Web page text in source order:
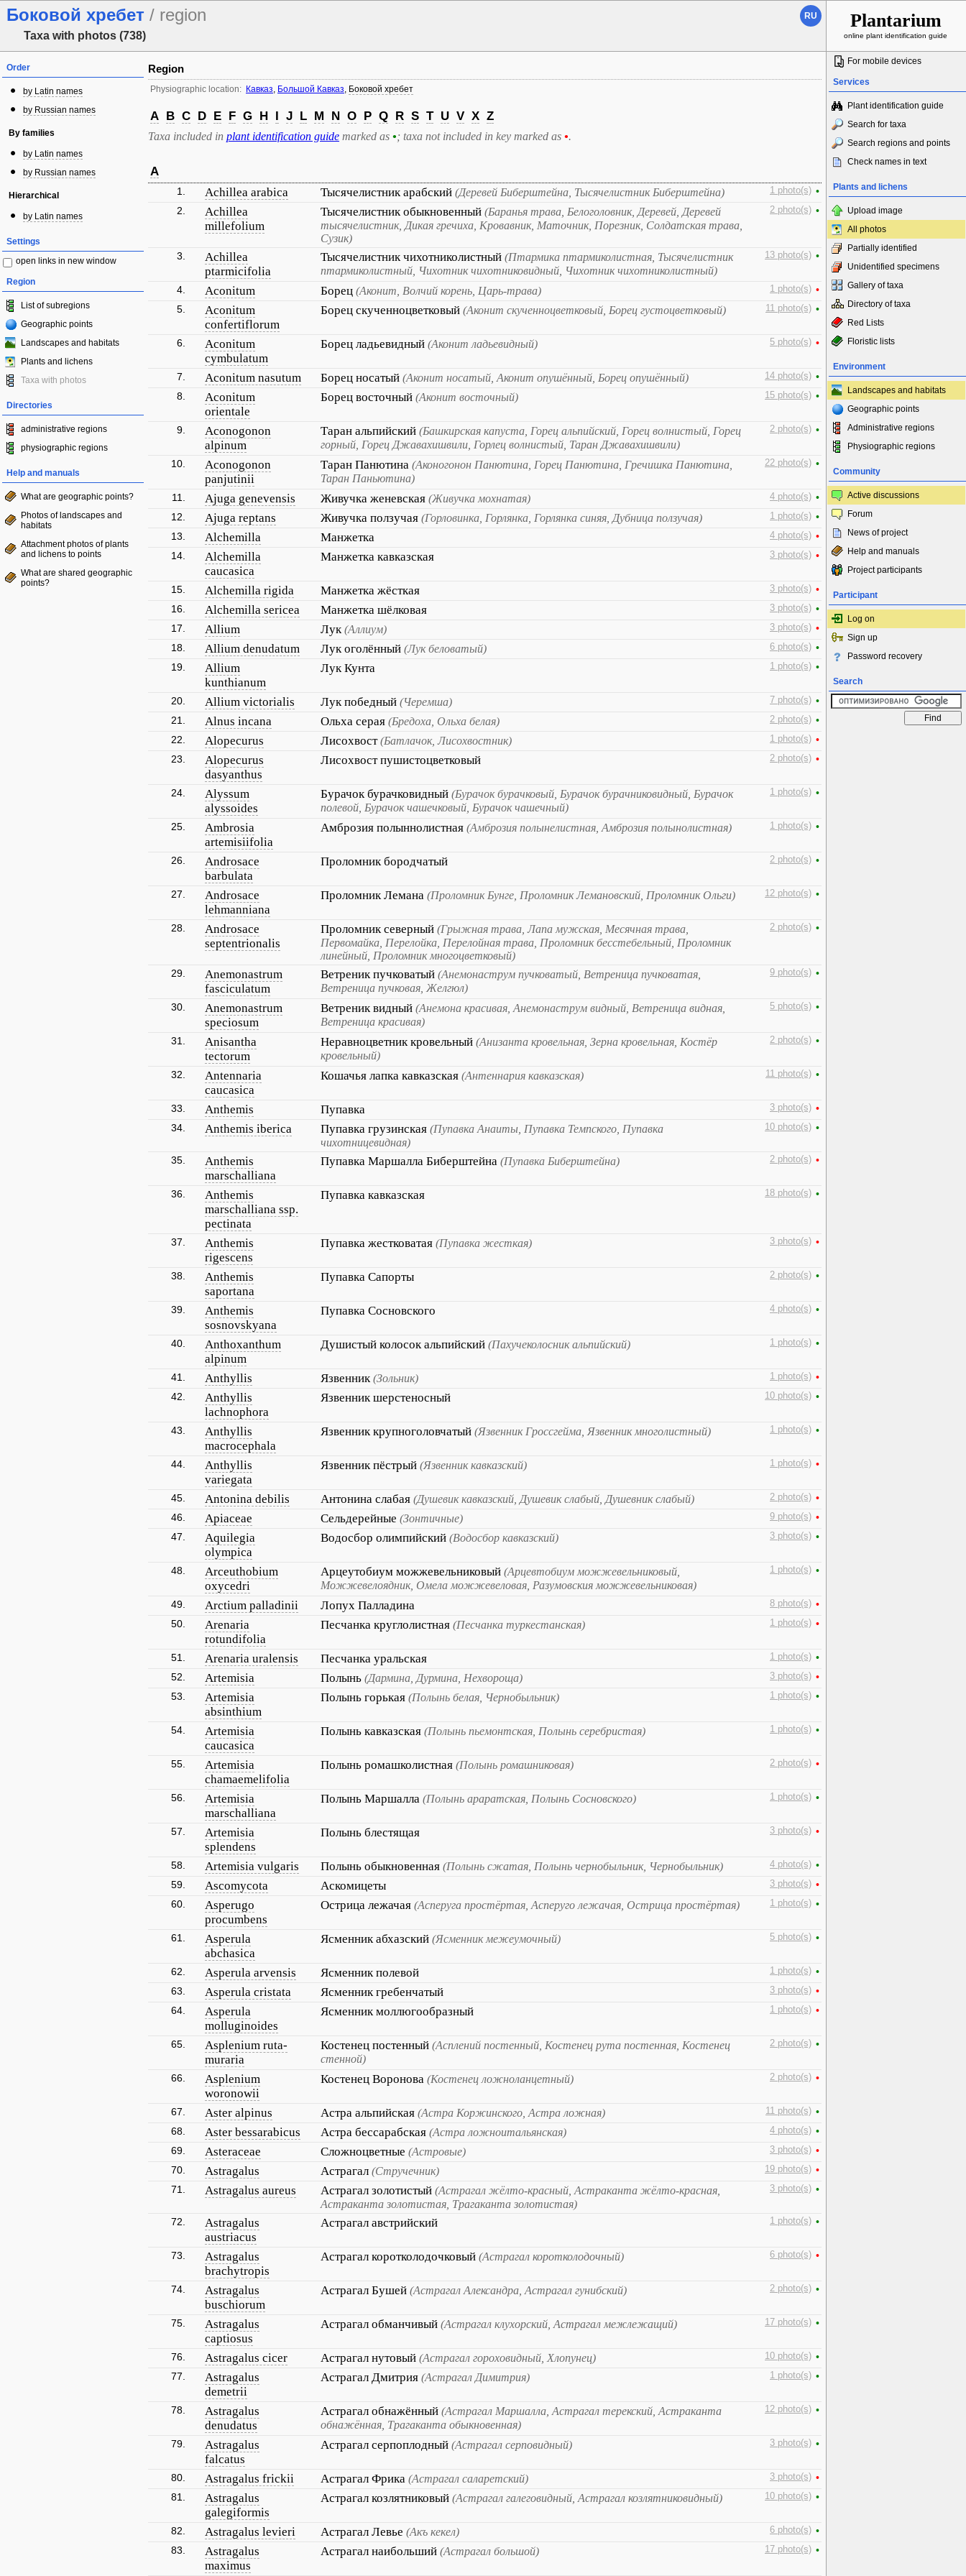
Боковой хребет / region
Taxa with photos (738)
RU Plantarium
online plant identification guide
Order
by Latin names
by Russian names
By families
by Latin names
by Russian names
Hierarchical
by Latin names
Settings
open links in new window
Region
List of subregions
Geographic points
Landscapes and habitats
Plants and lichens
Taxa with photos
Directories
administrative regions
physiographic regions
Help and manuals
What are geographic points?
Photos of landscapes and
habitats
Attachment photos of plants
and lichens to points
What are shared geographic
points?
Region
Physiographic location: Кавказ, Большой Кавказ, Боковой хребет
A B C D E F G H I J L M N O P Q R S T U V X Z
Taxa included in plant identification guide marked as •; taxa not included in key marked as •.
A
1. Achillea arabica Тысячелистник арабский (Деревей Биберштейна, Тысячелистник Биберштейна) 1 photo(s) •
2.
Achillea
millefolium
Тысячелистник обыкновенный (Баранья трава, Белоголовник, Деревей, Деревей
тысячелистник, Дикая гречиха, Кровавник, Маточник, Порезник, Солдатская трава,
Сузик)
2 photo(s) •
3.
Achillea
ptarmicifolia
Тысячелистник чихотниколистный (Птармика птармиколистная, Тысячелистник
птармиколистный, Чихотник чихотниковидный, Чихотник чихотниколистный)
13 photo(s) •
4. Aconitum Борец (Аконит, Волчий корень, Царь-трава) 1 photo(s) •
5.
Aconitum
confertiflorum
Борец скученноцветковый (Аконит скученноцветковый, Борец густоцветковый) 11 photo(s) •
6.
Aconitum
cymbulatum
Борец ладьевидный (Аконит ладьевидный) 5 photo(s) •
7. Aconitum nasutum Борец носатый (Аконит носатый, Аконит опушённый, Борец опушённый) 14 photo(s) •
8.
Aconitum
orientale
Борец восточный (Аконит восточный) 15 photo(s) •
9.
Aconogonon
alpinum
Таран альпийский (Башкирская капуста, Горец альпийский, Горец волнистый, Горец
горный, Горец Джавахишвили, Горлец волнистый, Таран Джавахишвили)
2 photo(s) •
10.
Aconogonon
panjutinii
Таран Панютина (Аконогонон Панютина, Горец Панютина, Гречишка Панютина,
Таран Паньютина)
22 photo(s) •
11. Ajuga genevensis Живучка женевская (Живучка мохнатая) 4 photo(s) •
12.
Ajuga reptans Живучка ползучая (Горловинка, Горлянка, Горлянка синяя, Дубница ползучая) 1 photo(s) •
13.
Alchemilla Манжетка 4 photo(s) •
14.
Alchemilla
caucasica
Манжетка кавказская 3 photo(s) •
15. Alchemilla rigida Манжетка жёсткая 3 photo(s) •
16.
Alchemilla sericea Манжетка шёлковая 3 photo(s) •
17.
Allium Лук(Аллиум) 3 photo(s) •
18.
Allium denudatum Лук оголённый (Лук беловатый) 6 photo(s) •
19.
Allium
kunthianum
Лук Кунта 1 photo(s) •
20. Allium victorialis Лук победный (Черемша) 7 photo(s) •
21.
Alnus incana Ольха серая (Бредоха, Ольха белая) 2 photo(s) •
22.
Alopecurus Лисохвост(Батлачок, Лисохвостник) 1 photo(s) •
23.
Alopecurus
dasyanthus
Лисохвост пушистоцветковый 2 photo(s) •
24.
Alyssum
alyssoides
Бурачок бурачковидный (Бурачок бурачковый, Бурачок бурачниковидный, Бурачок
полевой, Бурачок чашечковый, Бурачок чашечный)
1 photo(s) •
25.
Ambrosia
artemisiifolia
Амброзия полыннолистная (Амброзия полынелистная, Амброзия полынолистная) 1 photo(s) •
26.
Androsace
barbulata
Проломник бородчатый 2 photo(s) •
27.
Androsace
lehmanniana
Проломник Лемана (Проломник Бунге, Проломник Лемановский, Проломник Ольги) 12 photo(s) •
28.
Androsace
septentrionalis
Проломник северный (Грыжная трава, Лапа мужская, Месячная трава,
Первомайка, Перелойка, Перелойная трава, Проломник бесстебельный, Проломник
линейный, Проломник многоцветковый)
2 photo(s) •
29.
Anemonastrum
fasciculatum
Ветреник пучковатый (Анемонаструм пучковатый, Ветреница пучковатая,
Ветреница пучковая, Желгюл)
9 photo(s) •
30.
Anemonastrum
speciosum
Ветреник видный (Анемона красивая, Анемонаструм видный, Ветреница видная,
Ветреница красивая)
5 photo(s) •
31.
Anisantha
tectorum
Неравноцветник кровельный (Анизанта кровельная, Зерна кровельная, Костёр
кровельный)
2 photo(s) •
32.
Antennaria
caucasica
Кошачья лапка кавказская (Антеннария кавказская) 11 photo(s) •
33. Anthemis Пупавка 3 photo(s) •
34.
Anthemis iberica Пупавка грузинская (Пупавка Анаиты, Пупавка Темпского, Пупавка
чихотницевидная)
10 photo(s) •
35.
Anthemis
marschalliana
Пупавка Маршалла Биберштейна (Пупавка Биберштейна) 2 photo(s) •
36.
Anthemis
marschalliana ssp.
pectinata
Пупавка кавказская 18 photo(s) •
37.
Anthemis
rigescens
Пупавка жестковатая (Пупавка жесткая) 3 photo(s) •
38.
Anthemis
saportana
Пупавка Сапорты 2 photo(s) •
39.
Anthemis
sosnovskyana
Пупавка Сосновского 4 photo(s) •
40.
Anthoxanthum
alpinum
Душистый колосок альпийский (Пахучеколосник альпийский) 1 photo(s) •
41. Anthyllis Язвенник(Зольник) 1 photo(s) •
42.
Anthyllis
lachnophora
Язвенник шерстеносный 10 photo(s) •
43.
Anthyllis
macrocephala
Язвенник крупноголовчатый (Язвенник Гроссгейма, Язвенник многолистный) 1 photo(s) •
44.
Anthyllis
variegata
Язвенник пёстрый (Язвенник кавказский) 1 photo(s) •
45. Antonina debilis Антонина слабая (Душевик кавказский, Душевик слабый, Душевник слабый) 2 photo(s) •
46.
Apiaceae Сельдерейные (Зонтичные) 9 photo(s) •
47.
Aquilegia
olympica
Водосбор олимпийский (Водосбор кавказский) 3 photo(s) •
48.
Arceuthobium
oxycedri
Арцеутобиум можжевельниковый (Арцевтобиум можжевельниковый,
Можжевелоядник, Омела можжевеловая, Разумовския можжевельниковая)
1 photo(s) •
49. Arctium palladinii Лопух Палладина 8 photo(s) •
50.
Arenaria
rotundifolia
Песчанка круглолистная (Песчанка туркестанская) 1 photo(s) •
51. Arenaria uralensis Песчанка уральская 1 photo(s) •
52.
Artemisia Полынь (Дармина, Дурмина, Нехвороща) 3 photo(s) •
53.
Artemisia
absinthium
Полынь горькая (Полынь белая, Чернобыльник) 1 photo(s) •
54.
Artemisia
caucasica
Полынь кавказская (Полынь пьемонтская, Полынь серебристая) 1 photo(s) •
55.
Artemisia
chamaemelifolia
Полынь ромашколистная (Полынь ромашниковая) 2 photo(s) •
56.
Artemisia
marschalliana
Полынь Маршалла (Полынь араратская, Полынь Сосновского) 1 photo(s) •
57.
Artemisia
splendens
Полынь блестящая 3 photo(s) •
58. Artemisia vulgaris Полынь обыкновенная (Полынь сжатая, Полынь чернобыльник, Чернобыльник) 4 photo(s) •
59.
Ascomycota Аскомицеты 3 photo(s) •
60.
Asperugo
procumbens
Острица лежачая (Асперуга простёртая, Асперуго лежачая, Острица простёртая) 1 photo(s) •
61.
Asperula
abchasica
Ясменник абхазский (Ясменник межеумочный) 5 photo(s) •
62. Asperula arvensis Ясменник полевой 1 photo(s) •
63.
Asperula cristata Ясменник гребенчатый 3 photo(s) •
64.
Asperula
molluginoides
Ясменник моллюгообразный 1 photo(s) •
65.
Asplenium ruta-
muraria
Костенец постенный (Асплений постенный, Костенец рута постенная, Костенец
стенной)
2 photo(s) •
66.
Asplenium
woronowii
Костенец Воронова (Костенец ложноланцетный) 2 photo(s) •
67. Aster alpinus Астра альпийская (Астра Коржинского, Астра ложная) 11 photo(s) •
68.
Aster bessarabicus Астра бессарабская (Астра ложноитальянская) 4 photo(s) •
69.
Asteraceae Сложноцветные (Астровые) 3 photo(s) •
70.
Astragalus Астрагал (Стручечник) 19 photo(s) •
71.
Astragalus aureus Астрагал золотистый (Астрагал жёлто-красный, Астраканта жёлто-красная,
Астраканта золотистая, Трагаканта золотистая)
3 photo(s) •
72.
Astragalus
austriacus
Астрагал австрийский 1 photo(s) •
73.
Astragalus
brachytropis
Астрагал коротколодочковый (Астрагал коротколодочный) 6 photo(s) •
74.
Astragalus
buschiorum
Астрагал Бушей (Астрагал Александра, Астрагал гунибский) 2 photo(s) •
75.
Astragalus
captiosus
Астрагал обманчивый (Астрагал клухорский, Астрагал межлежащий) 17 photo(s) •
76. Astragalus cicer Астрагал нутовый (Астрагал гороховидный, Хлопунец) 10 photo(s) •
77.
Astragalus
demetrii
Астрагал Дмитрия (Астрагал Димитрия) 1 photo(s) •
78.
Astragalus
denudatus
Астрагал обнажённый (Астрагал Маршалла, Астрагал терекский, Астраканта
обнажённая, Трагаканта обыкновенная)
12 photo(s) •
79.
Astragalus
falcatus
Астрагал серпоплодный (Астрагал серповидный) 3 photo(s) •
80. Astragalus frickii Астрагал Фрика (Астрагал саларетский) 3 photo(s) •
81.
Astragalus
galegiformis
Астрагал козлятниковый (Астрагал галеговидный, Астрагал козлятниковидный) 10 photo(s) •
82. Astragalus levieri Астрагал Левье (Акъ кекел) 6 photo(s) •
83.
Astragalus
maximus
Астрагал наибольший (Астрагал большой) 17 photo(s) •
For mobile devices
Services
Plant identification guide
Search for taxa
Search regions and points
Check names in text
Plants and lichens
Upload image
All photos
Partially identified
Unidentified specimens
Gallery of taxa
Directory of taxa
Red Lists
Floristic lists
Environment
Landscapes and habitats
Geographic points
Administrative regions
Physiographic regions
Community
Active discussions
Forum
News of project
Help and manuals
Project participants
Participant
Log on
Sign up
Password recovery
Search